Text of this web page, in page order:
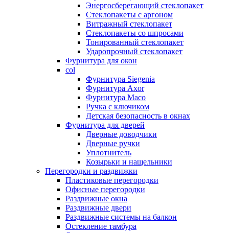
Энергосберегающий стеклопакет
Стеклопакеты с аргоном
Витражный стеклопакет
Стеклопакеты со шпросами
Тонированный стеклопакет
Ударопрочный стеклопакет
Фурнитура для окон
col
Фурнитура Siegenia
Фурнитура Axor
Фурнитура Maco
Ручка с ключиком
Детская безопасность в окнах
Фурнитура для дверей
Дверные доводчики
Дверные ручки
Уплотнитель
Козырьки и нащельники
Перегородки и раздвижки
Пластиковые перегородки
Офисные перегородки
Раздвижные окна
Раздвижные двери
Раздвижные системы на балкон
Остекление тамбура